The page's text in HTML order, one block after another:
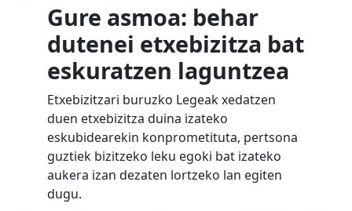
Gure asmoa: behar
dutenei etxebizitza bat
eskuratzen laguntzea
Etxebizitzari buruzko Legeak xedatzen
duen etxebizitza duina izateko
eskubidearekin konprometituta, pertsona
guztiek bizitzeko leku egoki bat izateko
aukera izan dezaten lortzeko lan egiten
dugu.